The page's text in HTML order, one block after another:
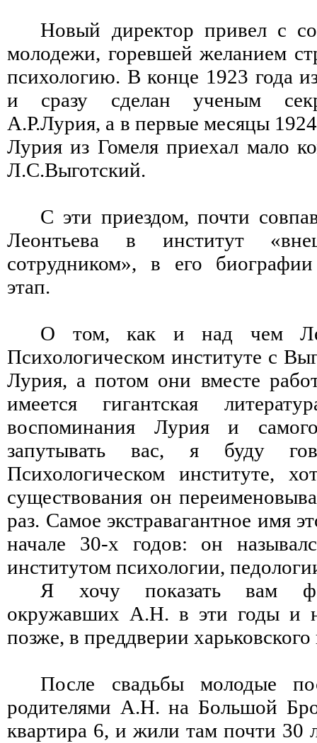
Новый директор привел с
молодежи, горевшей желанием
психологию. В конце 1923 года
и сразу сделан ученым
А.Р.Лурия, а в первые месяцы
Лурия из Гомеля приехал мало
Л.С.Выготский.
С эти приездом, почти
Леонтьева в институт
сотрудником», в его
этап.
О том, как и над чем
Психологическом институте с
Лурия, а потом они вместе
имеется гигантская
воспоминания Лурия и
запутывать вас, я буду
Психологическом институте,
существования он
раз. Самое экстравагантное имя
начале 30-х годов: он
институтом психологии,
Я хочу показать вам
окружавших А.Н. в эти годы и
позже, в преддверии
После свадьбы молодые
родителями А.Н. на Большой
квартира 6, и жили там почти 30